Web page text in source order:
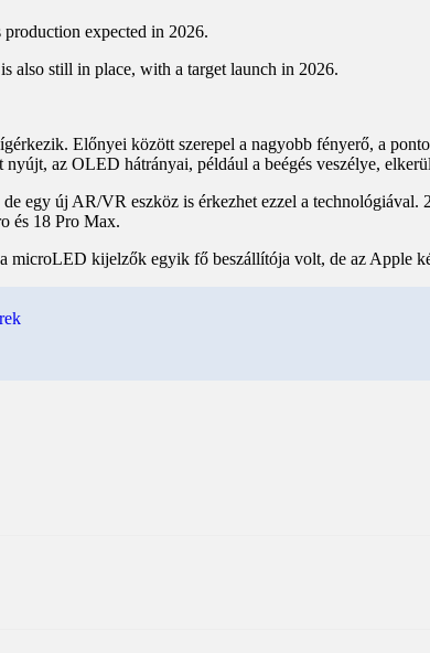
expected in 2026.
also still in place, with a target launch in 2026.
Előnyei között szerepel a nagyobb fényerő, a
az OLED hátrányai, például a beégés veszélye,
de egy új AR/VR eszköz is érkezhet ezzel a technológiával.
és 18 Pro Max.
kijelzők egyik fő beszállítója volt, de az Apple